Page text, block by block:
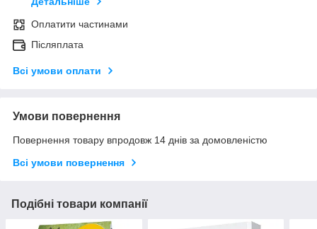
Оплатити частинами
Післяплата
Всі умови оплати
Умови повернення
Повернення товару впродовж 14 днів за домовленістю
Всі умови повернення
Подібні товари компанії